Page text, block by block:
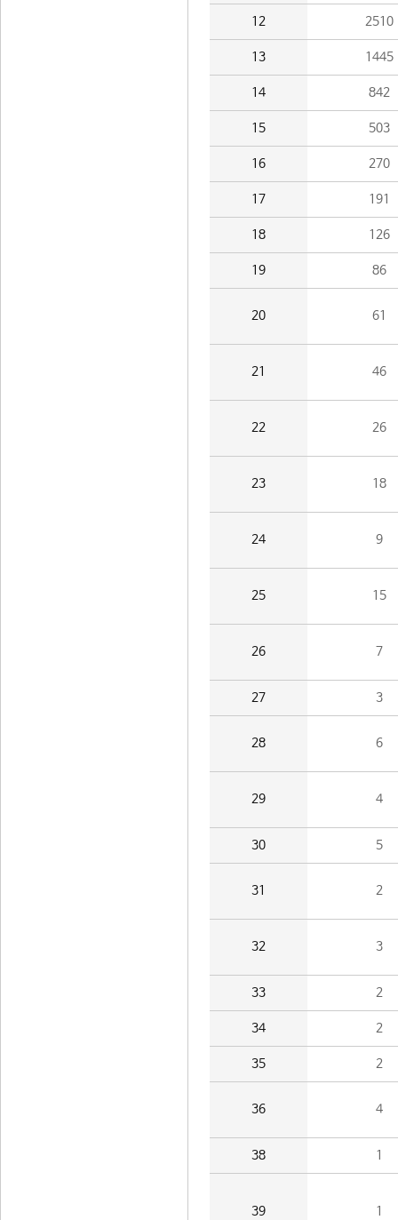
12 2510
13 1445
14 842
15 503
16 270
17 191
18 126
19 86
20 61
21 46
22 26
23 18
24 9
25 15
26 7
27 3
28 6
29 4
30 5
31 2
32 3
33 2
34 2
35 2
36 4
38 1
39 1